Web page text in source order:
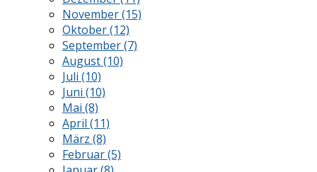
November (15)
Oktober (12)
September (7)
August (10)
Juli (10)
Juni (10)
Mai (8)
April (11)
März (8)
Februar (5)